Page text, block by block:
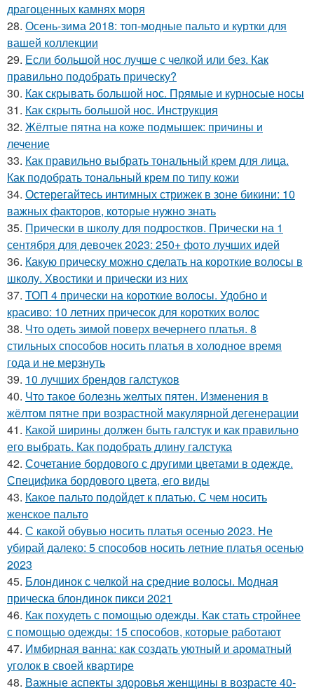
драгоценных камнях моря
28. Осень-зима 2018: топ-модные пальто и куртки для
вашей коллекции
29. Если большой нос лучше с челкой или без. Как
правильно подобрать прическу?
30. Как скрывать большой нос. Прямые и курносые носы
31. Как скрыть большой нос. Инструкция
32. Жёлтые пятна на коже подмышек: причины и
лечение
33. Как правильно выбрать тональный крем для лица.
Как подобрать тональный крем по типу кожи
34. Остерегайтесь интимных стрижек в зоне бикини: 10
важных факторов, которые нужно знать
35. Прически в школу для подростков. Прически на 1
сентября для девочек 2023: 250+ фото лучших идей
36. Какую прическу можно сделать на короткие волосы в
школу. Хвостики и прически из них
37. ТОП 4 прически на короткие волосы. Удобно и
красиво: 10 летних причесок для коротких волос
38. Что одеть зимой поверх вечернего платья. 8
стильных способов носить платья в холодное время
года и не мерзнуть
39. 10 лучших брендов галстуков
40. Что такое болезнь желтых пятен. Изменения в
жёлтом пятне при возрастной макулярной дегенерации
41. Какой ширины должен быть галстук и как правильно
его выбрать. Как подобрать длину галстука
42. Сочетание бордового с другими цветами в одежде.
Специфика бордового цвета, его виды
43. Какое пальто подойдет к платью. С чем носить
женское пальто
44. С какой обувью носить платья осенью 2023. Не
убирай далеко: 5 способов носить летние платья осенью
2023
45. Блондинок с челкой на средние волосы. Модная
прическа блондинок пикси 2021
46. Как похудеть с помощью одежды. Как стать стройнее
с помощью одежды: 15 способов, которые работают
47. Имбирная ванна: как создать уютный и ароматный
уголок в своей квартире
48. Важные аспекты здоровья женщины в возрасте 40-